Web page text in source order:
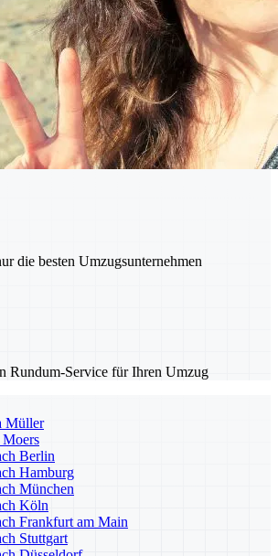
die besten Umzugsunternehmen
Rundum-Service für Ihren Umzug
Müller
Moers
Berlin
Hamburg
München
Köln
Frankfurt am Main
Stuttgart